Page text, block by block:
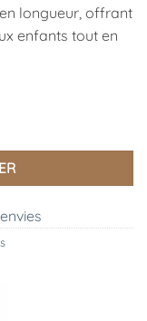
longueur, offrant
enfants tout en